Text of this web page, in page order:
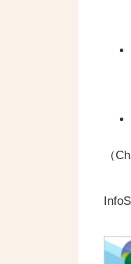
（